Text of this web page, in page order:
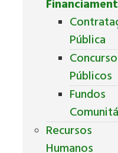
Pública
Públicos
Fundos
Recursos
Humanos